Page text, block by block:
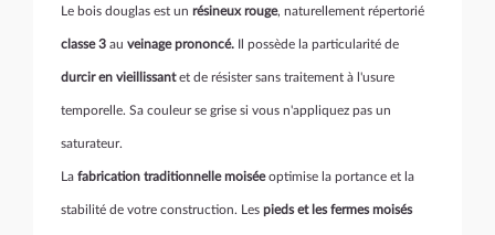
Le bois douglas est un résineux rouge, naturellement répertorié
classe 3 au veinage prononcé. Il possède la particularité de
durcir en vieillissantet de résister sans traitement à l'usure
temporelle. Sa couleur se grise si vous n'appliquez pas un
saturateur.
La fabrication traditionnelle moiséeoptimise la portance et la
stabilité de votre construction. Les pieds et les fermes moisés